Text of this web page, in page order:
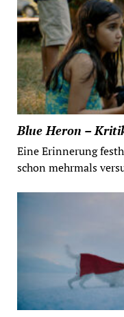
Blue Heron –
Eine Erinnerung
schon mehrmals